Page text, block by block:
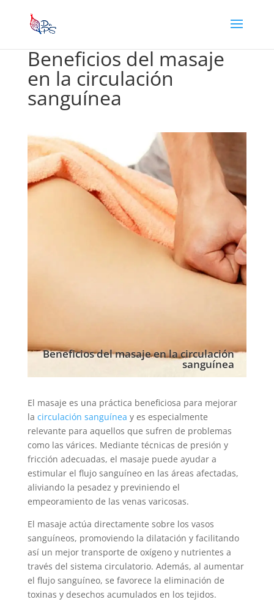
Beneficios del masaje
en la circulación
sanguínea
Beneficios del masaje en la circulación
sanguínea
El masaje es una práctica beneficiosa para mejorar
la circulación sanguínea y es especialmente
relevante para aquellos que sufren de problemas
como las várices. Mediante técnicas de presión y
fricción adecuadas, el masaje puede ayudar a
estimular el flujo sanguíneo en las áreas afectadas,
aliviando la pesadez y previniendo el
empeoramiento de las venas varicosas.
El masaje actúa directamente sobre los vasos
sanguíneos, promoviendo la dilatación y facilitando
así un mejor transporte de oxígeno y nutrientes a
través del sistema circulatorio. Además, al aumentar
el flujo sanguíneo, se favorece la eliminación de
toxinas y desechos acumulados en los tejidos.